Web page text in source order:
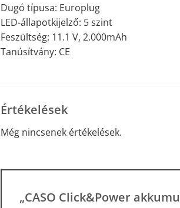
Dugó típusa: Europlug
LED-állapotkijelző: 5 szint
Feszültség: 11.1 V, 2.000mAh
Tanúsítvány: CE
Értékelések
Még nincsenek értékelések.
„CASO Click&Power